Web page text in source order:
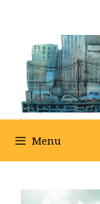
conținut
Menu